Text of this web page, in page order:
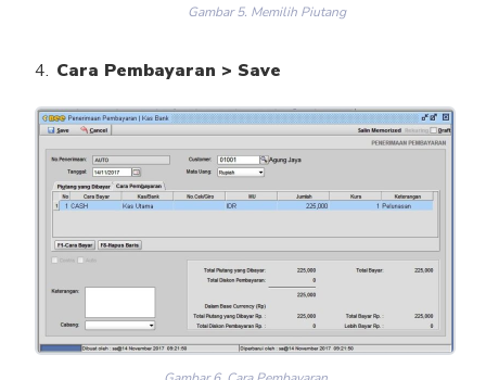
Gambar 5. Memilih Piutang
Cara Pembayaran > Save